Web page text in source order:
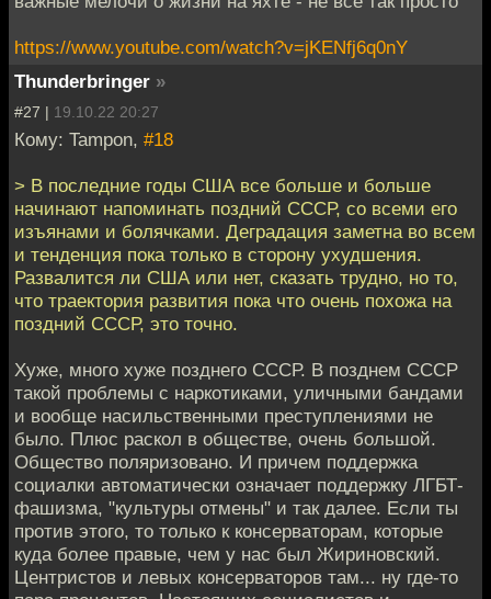
https://www.youtube.com/watch?v=jKENfj6q0nY
Thunderbringer »
#27 | 19.10.22 20:27
Кому: Tampon, #18
> В последние годы США все больше и больше
начинают напоминать поздний СССР, со всеми его
изъянами и болячками. Деградация заметна во всем
и тенденция пока только в сторону ухудшения.
Развалится ли США или нет, сказать трудно, но то,
что траектория развития пока что очень похожа на
поздний СССР, это точно.
Хуже, много хуже позднего СССР. В позднем СССР
такой проблемы с наркотиками, уличными бандами
и вообще насильственными преступлениями не
было. Плюс раскол в обществе, очень большой.
Общество поляризовано. И причем поддержка
социалки автоматически означает поддержку ЛГБТ-
фашизма, "культуры отмены" и так далее. Если ты
против этого, то только к консерваторам, которые
куда более правые, чем у нас был Жириновский.
Центристов и левых консерваторов там... ну где-то